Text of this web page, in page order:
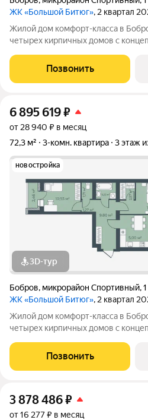
ЖК «Большой Битюг», 2 квартал
Жилой дом комфорт-класса в
четырех кирпичных домов с
пожилых людей и родителей с
использование квадратных
Позвонить
6 895 619₽
от 28 940 ₽ в месяц
72,3 м²
3-комн. квартира 3 этаж
новостройка
3D-тур
Бобров, микрорайон Спортивный,1
ЖК «Большой Битюг», 2 квартал
Жилой дом комфорт-класса в
четырех кирпичных домов с
пожилых людей и родителей с
использование квадратных
Позвонить
3 878 486₽
от 16 277 ₽ в месяц